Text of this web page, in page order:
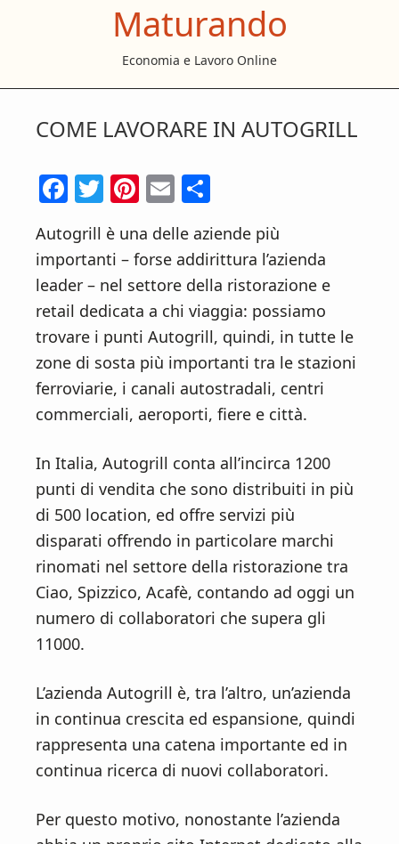
p
o
a
n
c
o
n
t
e
n
t
p
o
m
a
r
y
s
i
d
e
r
p
o
o
t
e
r
Maturando
Economia e Lavoro Online
COME LAVORARE IN AUTOGRILL
F
e
b
o
o
k
T
itt
er
Pi
er
es
t
E
ai
l
n
di
vi
di
Autogrill è una delle aziende più
importanti – forse addirittura l’azienda
leader – nel settore della ristorazione e
retail dedicata a chi viaggia: possiamo
trovare i punti Autogrill, quindi, in tutte le
zone di sosta più importanti tra le stazioni
ferroviarie, i canali autostradali, centri
commerciali, aeroporti, fiere e città.
In Italia, Autogrill conta all’incirca 1200
punti di vendita che sono distribuiti in più
di 500 location, ed offre servizi più
disparati offrendo in particolare marchi
rinomati nel settore della ristorazione tra
Ciao, Spizzico, Acafè, contando ad oggi un
numero di collaboratori che supera gli
11000.
L’azienda Autogrill è, tra l’altro, un’azienda
in continua crescita ed espansione, quindi
rappresenta una catena importante ed in
continua ricerca di nuovi collaboratori.
Per questo motivo, nonostante l’azienda